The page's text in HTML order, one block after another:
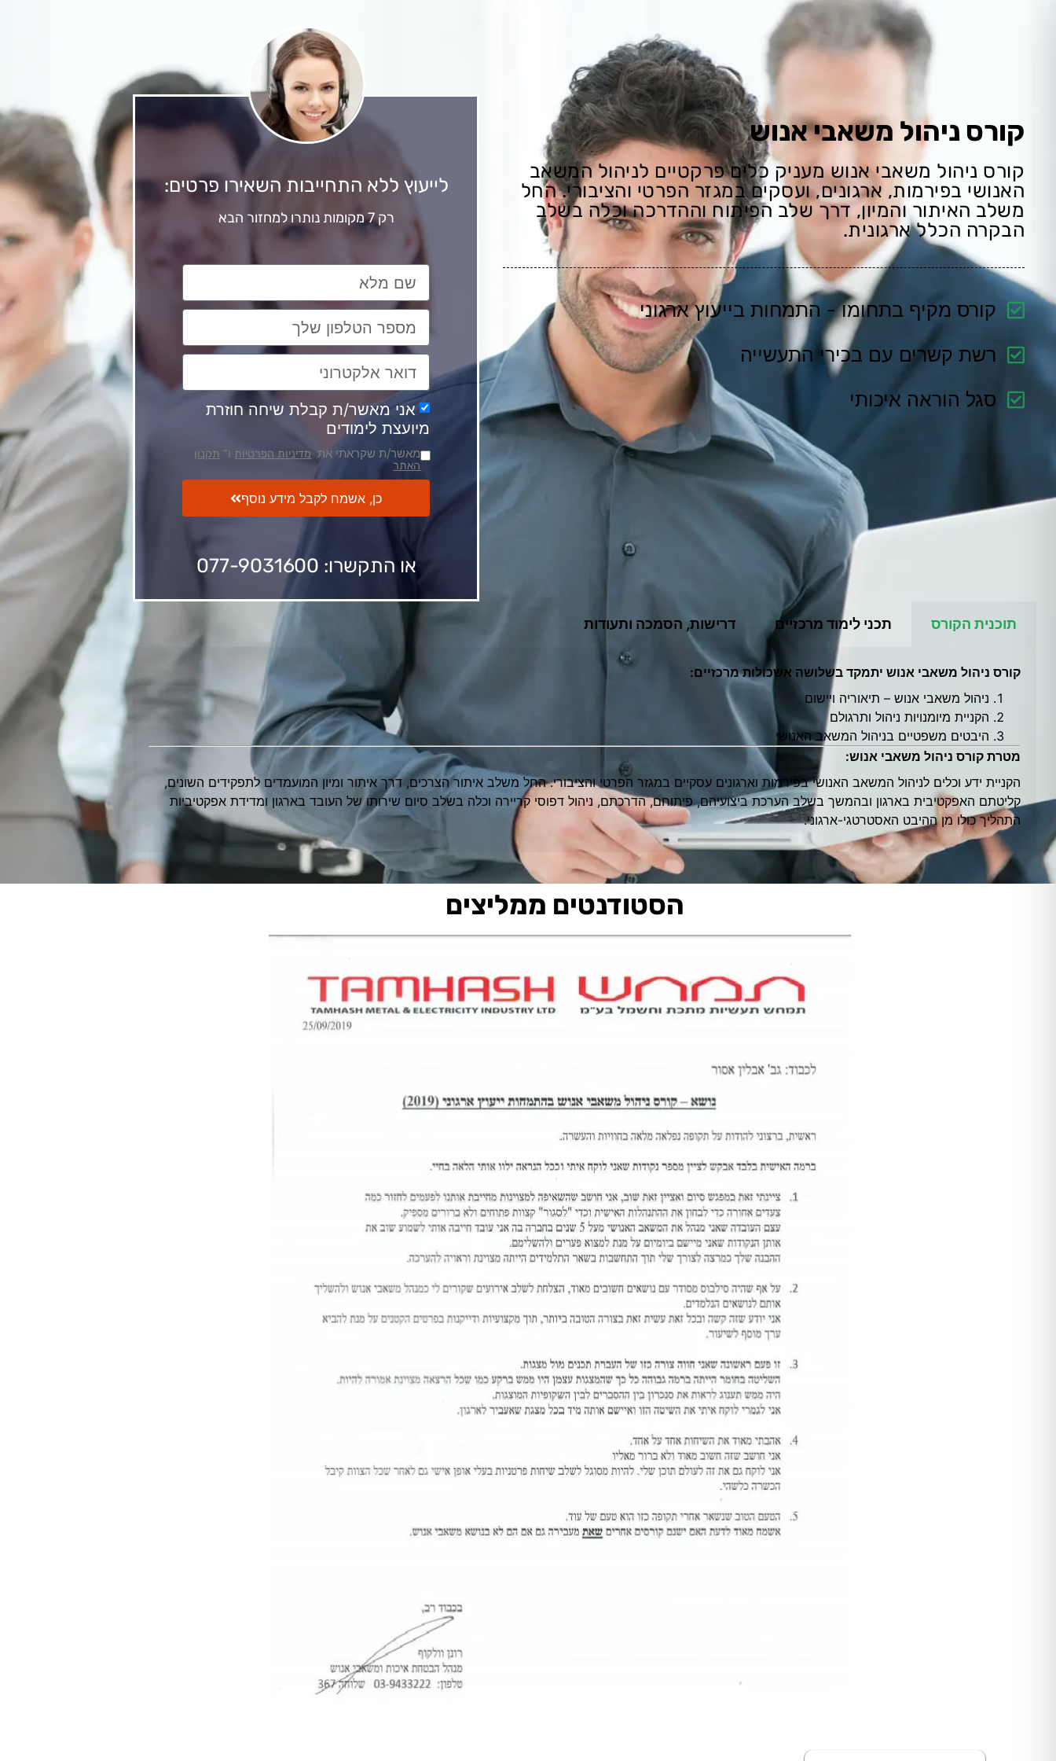
קורס ניהול משאבי אנוש
קורס ניהול משאבי אנוש מעניק כלים פרקטיים לניהול המשאב
האנושי בפירמות, ארגונים, ועסקים במגזר הפרטי והציבורי. החל
משלב האיתור והמיון, דרך שלב הפיתוח וההדרכה וכלה בשלב
הבקרה הכלל ארגונית.
קורס מקיף בתחומו - התמחות בייעוץ ארגוני
רשת קשרים עם בכירי התעשייה
סגל הוראה איכותי
לייעוץ ללא התחייבות השאירו פרטים:
רק 7 מקומות נותרו למחזור הבא
אני מאשר/ת קבלת שיחה חוזרת
מיועצת לימודים
מאשר/ת שקראתי את מדיניות הפרטיות ו־ תקנון
האתר
כן, אשמח לקבל מידע נוסף
או התקשרו: 077-9031600
תוכנית הקורס תכני לימוד מרכזיים דרישות, הסמכה ותעודות
קורס ניהול משאבי אנוש יתמקד בשלושה אשכולות מרכזיים:
ניהול משאבי אנוש – תיאוריה ויישום
הקניית מיומנויות ניהול ותרגולם
היבטים משפטיים בניהול המשאב האנושי
מטרת קורס ניהול משאבי אנוש:
הקניית ידע וכלים לניהול המשאב האנושי בפירמות וארגונים עסקיים במגזר הפרטי והציבורי. החל משלב איתור הצרכים, דרך איתור ומיון המועמדים לתפקידים השונים,
קליטתם האפקטיבית בארגון ובהמשך בשלב הערכת ביצועיהם, פיתוחם, הדרכתם, ניהול דפוסי קריירה וכלה בשלב סיום שירותו של העובד בארגון ומדידת אפקטיביות
התהליך כולו מן ההיבט האסטרטגי-ארגוני.
הסטודנטים ממליצים